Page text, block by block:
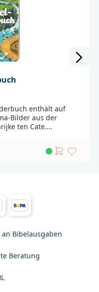
enthält auf
Bilder aus der
ten Cate.
und
kurzer Text zum
bereits für Kinder
ab fünf Jahren
Cate besser
acht
zusätzlich die
auf einer
Büchern werden die
Adam und
Petrus und Jesus
wenden
an Bibelausgaben
Beratung